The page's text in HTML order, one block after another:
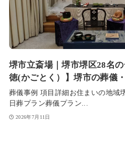
堺市立斎場｜堺市堺区28名
徳(かごとく）】堺市の葬儀
葬儀事例 項目詳細お住まいの地域
日葬プラン葬儀プラン...
2026年7月11日